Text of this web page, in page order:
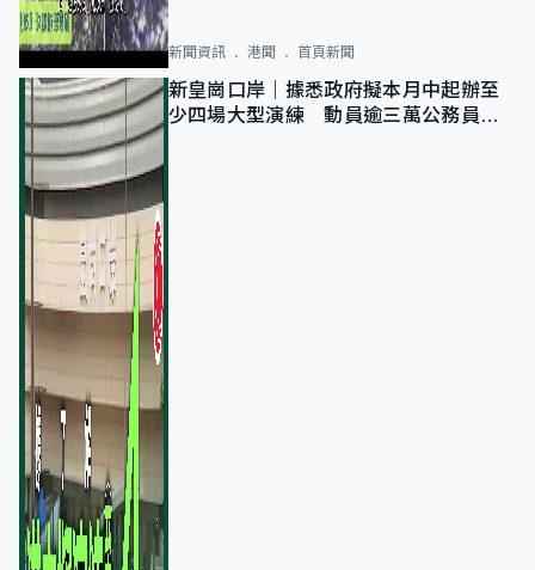
新聞資訊 港聞 首頁新聞
新皇崗口岸｜據悉政府擬本月中起辦至
少四場大型演練 動員逾三萬公務員人